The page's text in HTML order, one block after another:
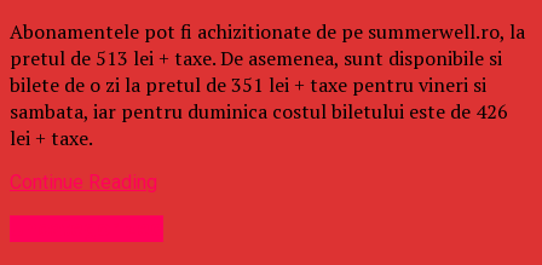
Abonamentele pot fi achizitionate de pe summerwell.ro, la
pretul de 513 lei + taxe. De asemenea, sunt disponibile si
bilete de o zi la pretul de 351 lei + taxe pentru vineri si
sambata, iar pentru duminica costul biletului este de 426
lei + taxe.
Continue Reading